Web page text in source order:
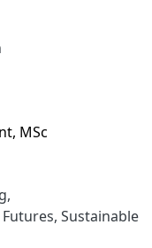
MSc
,
, Sustainable